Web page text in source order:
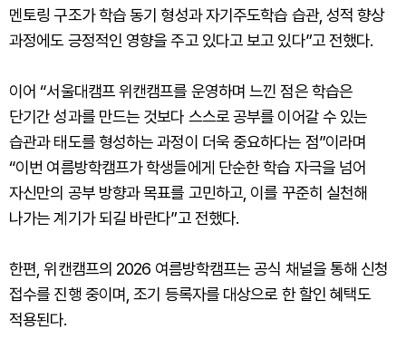
멘토링 구조가 학습 동기 형성과 자기주도학습 습관, 성적 향상
과정에도 긍정적인 영향을 주고 있다고 보고 있다”고 전했다.
이어 “서울대캠프 위캔캠프를 운영하며 느낀 점은 학습은
단기간 성과를 만드는 것보다 스스로 공부를 이어갈 수 있는
습관과 태도를 형성하는 과정이 더욱 중요하다는 점”이라며
“이번 여름방학캠프가 학생들에게 단순한 학습 자극을 넘어
자신만의 공부 방향과 목표를 고민하고, 이를 꾸준히 실천해
나가는 계기가 되길 바란다”고 전했다.
한편, 위캔캠프의 2026 여름방학캠프는 공식 채널을 통해 신청
접수를 진행 중이며, 조기 등록자를 대상으로 한 할인 혜택도
적용된다.